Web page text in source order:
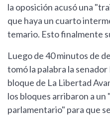
la oposición acusó una
que haya un cuarto
temario. Esto finalmente
Luego de 40 minutos de
tomó la palabra la
bloque de La Libertad
los bloques arribaron a
parlamentario" para que